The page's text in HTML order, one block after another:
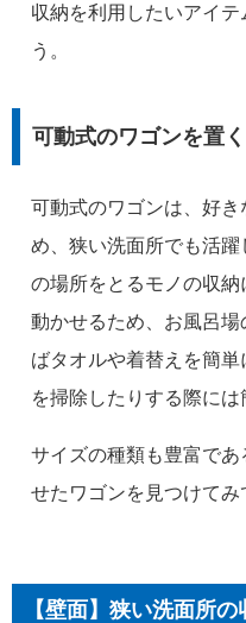
収納を利用したいアイ
う。
可動式のワゴンを置く
可動式のワゴンは、好
め、狭い洗面所でも活
の場所をとるモノの収
動かせるため、お風呂
ばタオルや着替えを簡
を掃除したりする際には
サイズの種類も豊富で
せたワゴンを見つけてみ
【壁面】狭い洗面所